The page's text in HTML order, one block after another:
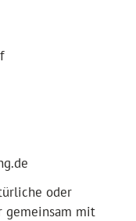
oder
gemeinsam mit